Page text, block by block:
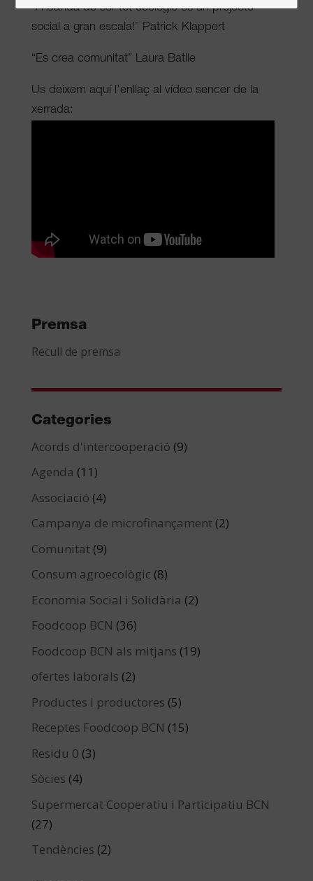
“A banda de ser tot ecològic és un projecte
social a gran escala!” Patrick Klappert
“Es crea comunitat” Laura Batlle
Us deixem aquí l’enllaç al vídeo sencer de la
xerrada:
Premsa
Recull de premsa
Categories
Acords d'intercooperació (9)
Agenda (11)
Associació (4)
Campanya de microfinançament(2)
Comunitat(9)
Consum agroecològic (8)
Economia Social i Solidària (2)
Foodcoop BCN (36)
Foodcoop BCN als mitjans (19)
ofertes laborals (2)
Productes i productores (5)
Receptes Foodcoop BCN (15)
Residu 0 (3)
Sòcies (4)
Supermercat Cooperatiu i Participatiu BCN
(27)
Tendències (2)